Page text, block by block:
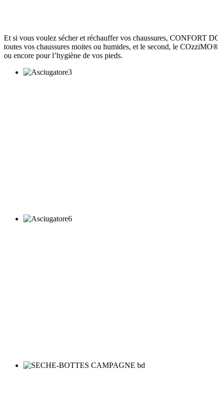
Et si vous voulez sécher et réchauffer vos chaussures, CONFORT
toutes vos chaussures moites ou humides, et le second, le
ou encore pour l’hygiène de vos pieds.